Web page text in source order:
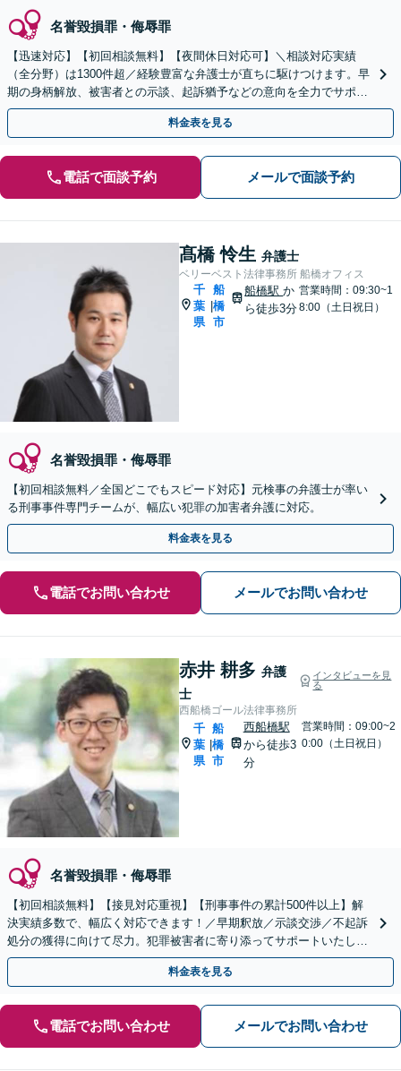
名誉毀損罪・侮辱罪
【迅速対応】【初回相談無料】【夜間休日対応可】＼相談対応実績
（全分野）は1300件超／経験豊富な弁護士が直ちに駆けつけます。早
期の身柄解放、被害者との示談、起訴猶予などの意向を全力でサポー
トします。
料金表を見る
電話で面談予約 メールで面談予約
髙橋 怜生 弁護士
ベリーベスト法律事務所 船橋オフィス
千
葉
県
|
船
橋
市
船橋駅か
ら徒歩3分
営業時間：09:30~1
8:00（土日祝日）
名誉毀損罪・侮辱罪
【初回相談無料／全国どこでもスピード対応】元検事の弁護士が率い
る刑事事件専門チームが、幅広い犯罪の加害者弁護に対応。
料金表を見る
電話でお問い合わせ メールでお問い合わせ
赤井 耕多 弁護
士
インタビューを見
る
西船橋ゴール法律事務所
千
葉
県
|
船
橋
市
西船橋駅
から徒歩3
分
営業時間：09:00~2
0:00（土日祝日）
名誉毀損罪・侮辱罪
【初回相談無料】【接見対応重視】【刑事事件の累計500件以上】解
決実績多数で、幅広く対応できます！／早期釈放／示談交渉／不起訴
処分の獲得に向けて尽力。犯罪被害者に寄り添ってサポートいたしま
す【夜間・休日面談可】【西船橋駅3分】
料金表を見る
電話でお問い合わせ メールでお問い合わせ